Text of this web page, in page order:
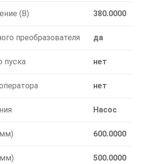
(В) 380.0000
преобразователя да
пуска нет
нет
Насос
600.0000
500.0000